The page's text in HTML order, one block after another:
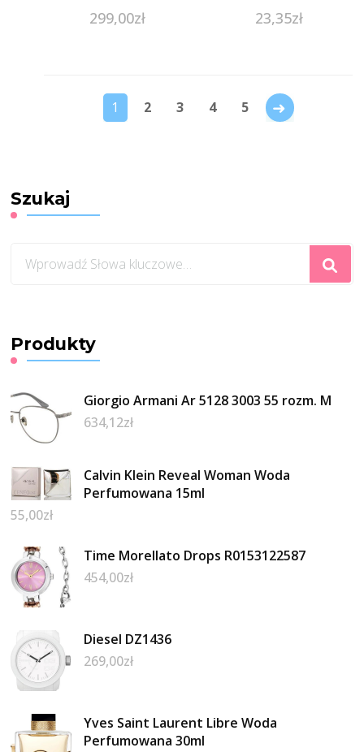
299,00zł 23,35zł
1 2 3 4 5
Szukaj
czegoś?
Produkty
Giorgio Armani Ar 5128 3003 55 rozm. M
634,12zł
Calvin Klein Reveal Woman Woda
Perfumowana 15ml
55,00zł
Time Morellato Drops R0153122587
454,00zł
Diesel DZ1436
269,00zł
Yves Saint Laurent Libre Woda
Perfumowana 30ml